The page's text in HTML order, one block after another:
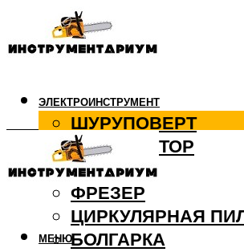
ЭЛЕКТРОИНСТРУМЕНТ
ШУРУПОВЕРТ
ПЕРФОРАТОР
ДРЕЛЬ
ФРЕЗЕР
ЦИРКУЛЯРНАЯ
БОЛГАРКА
МЕНЮ